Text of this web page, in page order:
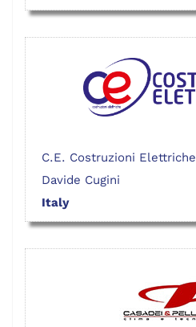
C.E. Costruzioni Elettriche
Davide Cugini
Italy